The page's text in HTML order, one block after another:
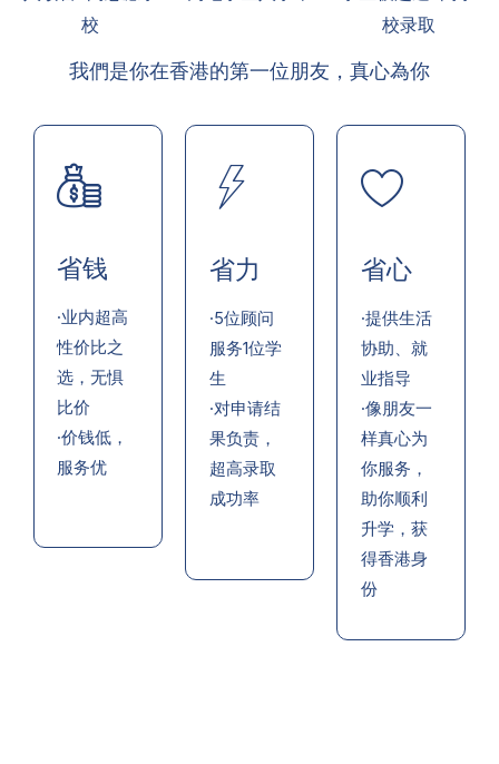
校
校录取
我們是你在香港的第一位朋友，真心為你
省钱
·业内超高
性价比之
选，无惧
比价
·价钱低，
服务优
省力
·5位顾问
服务1位学
生
·对申请结
果负责，
超高录取
成功率
省心
·提供生活
协助、就
业指导
·像朋友一
样真心为
你服务，
助你顺利
升学，获
得香港身
份